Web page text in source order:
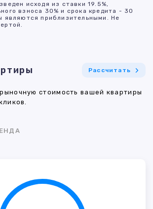
исходя из ставки 19.5%,
взноса 30% и срока кредита - 30
являются приблизительными. Не
Рассчитать
стоимость вашей квартиры